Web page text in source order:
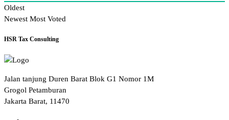
Oldest
Newest Most Voted
HSR Tax Consulting
Jalan tanjung Duren Barat Blok G1 Nomor 1M
Grogol Petamburan
Jakarta Barat, 11470